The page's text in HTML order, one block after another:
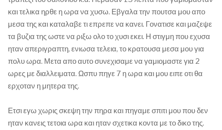
και τελικα ηρθε η ωρα να χυσω. Εβγαλα την πουτσα μου απο
μεσα της και καταλαβε τι επρεπε να κανει. Γονατισε και μαζεψε
τα βυζια της ωστε να ριξω ολο το χυσι εκει. Η στιγμη που εχυσα
ηταν απεριγραπτη, ενιωσα τελεια, το κρατουσα μεσα μου για
πολυ ωρα. Μετα απο αυτο συνεχισαμε να γαμιομαστε για 2
ωρες με διαλλειματα. Ωσπυ πηγε 7 η ωρα και μου ειπε οτι θα
ερχοταν η μητερα της.
Ετσι εγω χωρις σκεψη την πηρα και πηγαμε σπιτι μου που δεν
ηταν κανεις τετοια ωρα και ηταν σχετικα κοντα με το δικο της.